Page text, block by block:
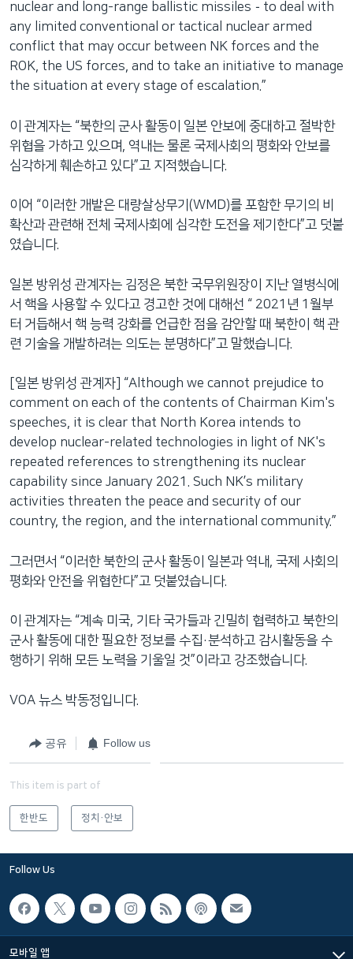
nuclear and long-range ballistic missiles－to deal with
any limited conventional or tactical nuclear armed
conflict that may occur between NK forces and the
ROK, the US forces, and to take an initiative to manage
the situation at every stage of escalation.”
이 관계자는 “북한의 군사 활동이 일본 안보에 중대하고 절박한
위협을 가하고 있으며, 역내는 물론 국제사회의 평화와 안보를
심각하게 훼손하고 있다”고 지적했습니다.
이어 “이러한 개발은 대량살상무기(WMD)를 포함한 무기의 비
확산과 관련해 전체 국제사회에 심각한 도전을 제기한다”고 덧붙
였습니다.
일본 방위성 관계자는 김정은 북한 국무위원장이 지난 열병식에
서 핵을 사용할 수 있다고 경고한 것에 대해선 “ 2021년 1월부
터 거듭해서 핵 능력 강화를 언급한 점을 감안할 때 북한이 핵 관
련 기술을 개발하려는 의도는 분명하다”고 말했습니다.
[일본 방위성 관계자] “Although we cannot prejudice to
comment on each of the contents of Chairman Kim's
speeches, it is clear that North Korea intends to
develop nuclear-related technologies in light of NK's
repeated references to strengthening its nuclear
capability since January 2021. Such NK’s military
activities threaten the peace and security of our
country, the region, and the international community.”
그러면서 “이러한 북한의 군사 활동이 일본과 역내, 국제 사회의
평화와 안전을 위협한다”고 덧붙였습니다.
이 관계자는 “계속 미국, 기타 국가들과 긴밀히 협력하고 북한의
군사 활동에 대한 필요한 정보를 수집·분석하고 감시활동을 수
행하기 위해 모든 노력을 기울일 것”이라고 강조했습니다.
VOA 뉴스 박동정입니다.
공유 Follow us
This item is part of
한반도 정치·안보
Follow Us
모바일 앱